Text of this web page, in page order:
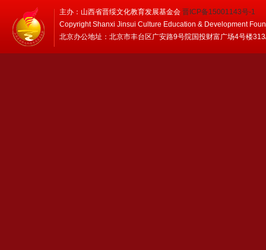
主办：山西省晋绥文化教育发展基金会 晋ICP备15001143号-1
Copyright Shanxi Jinsui Culture Education & Development
北京办公地址：北京市丰台区广安路9号院国投财富广场4号楼